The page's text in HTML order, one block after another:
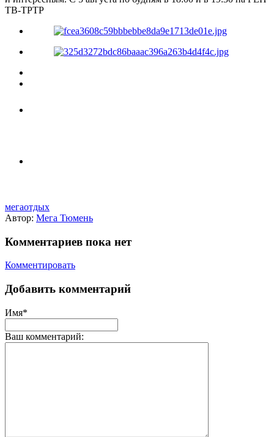
ТВ-ТРТР
мегаотдых
Автор: Мега Тюмень
Комментариев пока нет
Комментировать
Добавить комментарий
Имя*
Ваш комментарий: